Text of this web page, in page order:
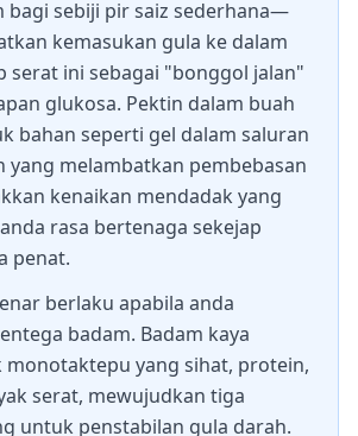
bagi sebiji pir saiz sederhana—
kemasukan gula ke dalam
serat ini sebagai "bonggol jalan"
glukosa. Pektin dalam buah
bahan seperti gel dalam saluran
yang melambatkan pembebasan
kenaikan mendadak yang
rasa bertenaga sekejap
penat.
berlaku apabila anda
badam. Badam kaya
monotaktepu yang sihat, protein,
serat, mewujudkan tiga
untuk penstabilan gula darah.